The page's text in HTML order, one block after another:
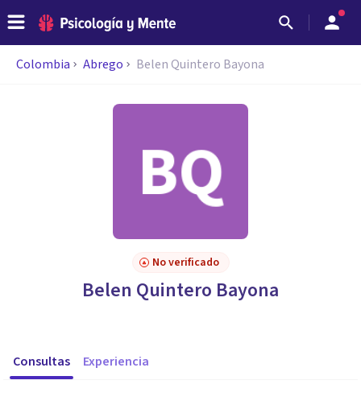
Colombia Abrego Belen Quintero Bayona
No verificado
Belen Quintero Bayona
Consultas Experiencia